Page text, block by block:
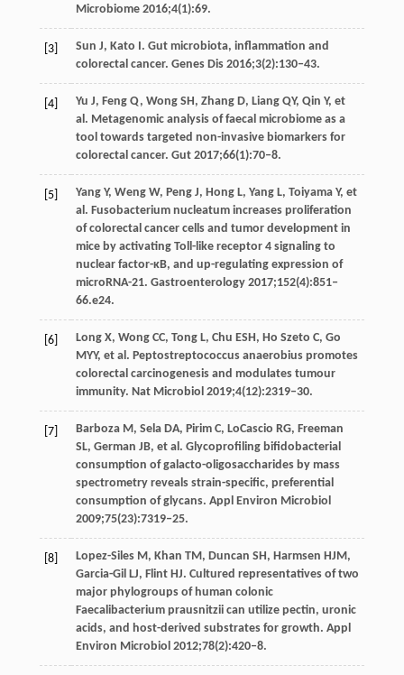
Microbiome 2016;4(1):69.
[3]
Sun J, Kato I. Gut microbiota, inflammation and
colorectal cancer. Genes Dis 2016;3(2):130‒43.
[4]
Yu J, Feng Q, Wong SH, Zhang D, Liang QY, Qin Y, et
al. Metagenomic analysis of faecal microbiome as a
tool towards targeted non-invasive biomarkers for
colorectal cancer. Gut 2017;66(1):70‒8.
[5]
Yang Y, Weng W, Peng J, Hong L, Yang L, Toiyama Y, et
al. Fusobacterium nucleatum increases proliferation
of colorectal cancer cells and tumor development in
mice by activating Toll-like receptor 4 signaling to
nuclear factor-‍κB, and up-regulating expression of
microRNA-21. Gastroenterology 2017;152(4):851‒
66.e24.
[6]
Long X, Wong CC, Tong L, Chu ESH, Ho Szeto C, Go
MYY, et al. Peptostreptococcus anaerobius promotes
colorectal carcinogenesis and modulates tumour
immunity. Nat Microbiol 2019;4(12):2319‒30.
[7]
Barboza M, Sela DA, Pirim C, LoCascio RG, Freeman
SL, German JB, et al. Glycoprofiling bifidobacterial
consumption of galacto-oligosaccharides by mass
spectrometry reveals strain-specific, preferential
consumption of glycans. Appl Environ Microbiol
2009;75(23):7319‒25.
[8]
Lopez-Siles M, Khan TM, Duncan SH, Harmsen HJM,
Garcia-Gil LJ, Flint HJ. Cultured representatives of two
major phylogroups of human colonic
Faecalibacterium prausnitzii can utilize pectin, uronic
acids, and host-derived substrates for growth. Appl
Environ Microbiol 2012;78(2):420‒8.